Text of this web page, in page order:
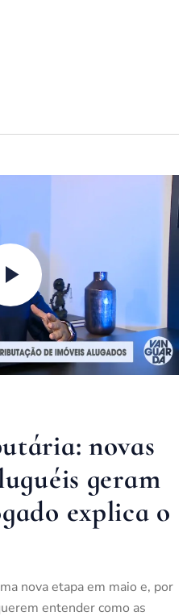
novas
geram
explica o
nova etapa em maio e, por
entender como as